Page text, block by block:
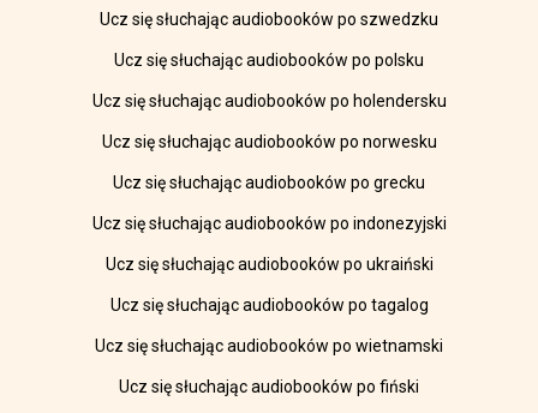
Ucz się słuchając audiobooków po szwedzku
Ucz się słuchając audiobooków po polsku
Ucz się słuchając audiobooków po holendersku
Ucz się słuchając audiobooków po norwesku
Ucz się słuchając audiobooków po grecku
Ucz się słuchając audiobooków po indonezyjski
Ucz się słuchając audiobooków po ukraiński
Ucz się słuchając audiobooków po tagalog
Ucz się słuchając audiobooków po wietnamski
Ucz się słuchając audiobooków po fiński